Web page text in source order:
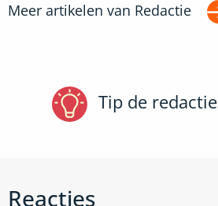
Meer artikelen van Redactie
Tip de redactie
Reacties